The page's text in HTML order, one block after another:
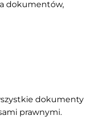
dokumentów,
dokumenty
prawnymi.